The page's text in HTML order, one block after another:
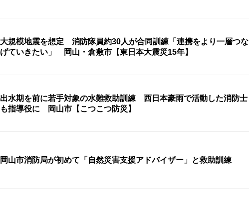
大規模地震を想定 消防隊員約30人が合同訓練「連携をより一層つな
げていきたい」 岡山・倉敷市【東日本大震災15年】
出水期を前に若手対象の水難救助訓練 西日本豪雨で活動した消防士
も指導役に 岡山市【こつこつ防災】
岡山市消防局が初めて「自然災害支援アドバイザー」と救助訓練